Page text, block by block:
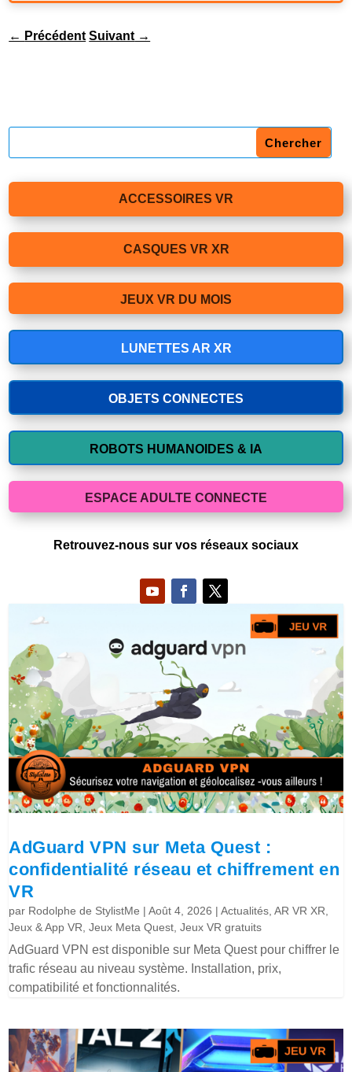
← Précédent Suivant →
ACCESSOIRES VR
CASQUES VR XR
JEUX VR DU MOIS
LUNETTES AR XR
OBJETS CONNECTES
ROBOTS HUMANOIDES & IA
ESPACE ADULTE CONNECTE
Retrouvez-nous sur vos réseaux sociaux
AdGuard VPN sur Meta Quest :
confidentialité réseau et chiffrement en
VR
par Rodolphe de StylistMe |Août 4, 2026 |Actualités,AR VR XR,
Jeux & App VR,Jeux Meta Quest,Jeux VR gratuits
AdGuard VPN est disponible sur Meta Quest pour chiffrer le
trafic réseau au niveau système. Installation, prix,
compatibilité et fonctionnalités.